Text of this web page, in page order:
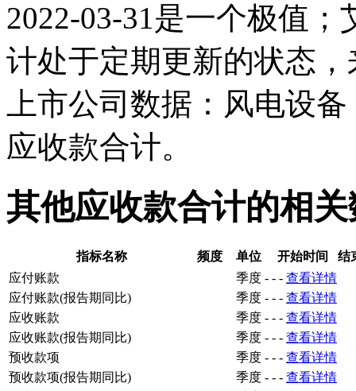
2022-03-31是一个极值
计处于定期更新的状态
上市公司数据：风电设
应收款合计。
其他应收款合计的相
指标名称 频度 单位 开始时间
结
应付账款
季度 - - - 查看详情
应付账款(报告期同比)
季度 - - - 查看详情
应收账款
季度 - - - 查看详情
应收账款(报告期同比)
季度 - - - 查看详情
预收款项
季度 - - - 查看详情
预收款项(报告期同比)
季度 - - - 查看详情